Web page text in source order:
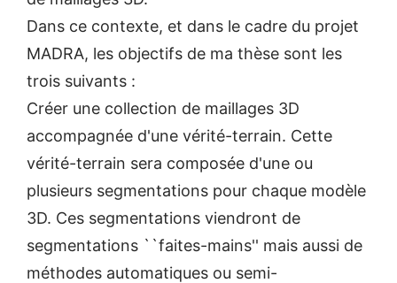
Dans ce contexte, et dans le cadre du projet
MADRA, les objectifs de ma thèse sont les
trois suivants :
Créer une collection de maillages 3D
accompagnée d'une vérité-terrain. Cette
vérité-terrain sera composée d'une ou
plusieurs segmentations pour chaque modèle
3D. Ces segmentations viendront de
segmentations ``faites-mains'' mais aussi de
méthodes automatiques ou semi-